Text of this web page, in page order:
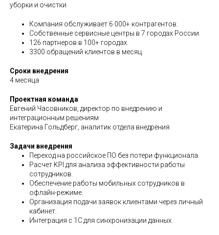
уборки и очистки
Компания обслуживает 6 000+ контрагентов.
Собственные сервисные центры в 7 городах России.
126 партнеров в 100+ городах.
3300 обращений клиентов в месяц.
Сроки внедрения
4 месяца
Проектная команда
Евгений Часовников, директор по внедрению и
интеграционным решениям
Екатерина Гольдберг, аналитик отдела внедрения
Задачи внедрения
Переход на российское ПО без потери функционала.
Расчет KPI для анализа эффективности работы
сотрудников.
Обеспечение работы мобильных сотрудников в
офлайн-режиме.
Организация подачи заявок клиентами через личный
кабинет.
Интеграция с 1С для синхронизации данных.